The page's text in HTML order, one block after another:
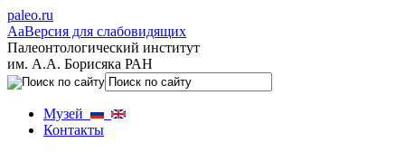
paleo.ru
AaВерсия для слабовидящих
Палеонтологический институт
им. А.А. Борисяка РАН
Музей
Контакты